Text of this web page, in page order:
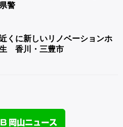
警
くに新しいリノベーションホ
香川・三豊市